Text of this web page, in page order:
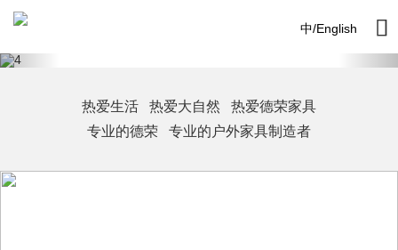

中/English
热爱生活 热爱大自然 热爱德荣家具
专业的德荣 专业的户外家具制造者